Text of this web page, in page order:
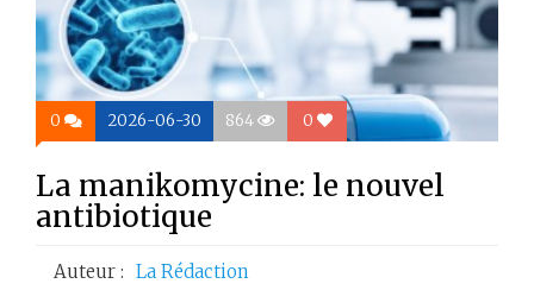
0 2026-06-30 864 0
La manikomycine: le nouvel
antibiotique
Auteur : La Rédaction